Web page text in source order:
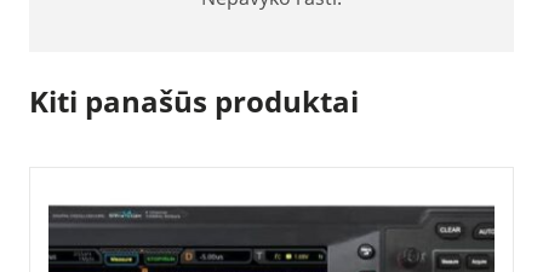
Kiti panašūs produktai